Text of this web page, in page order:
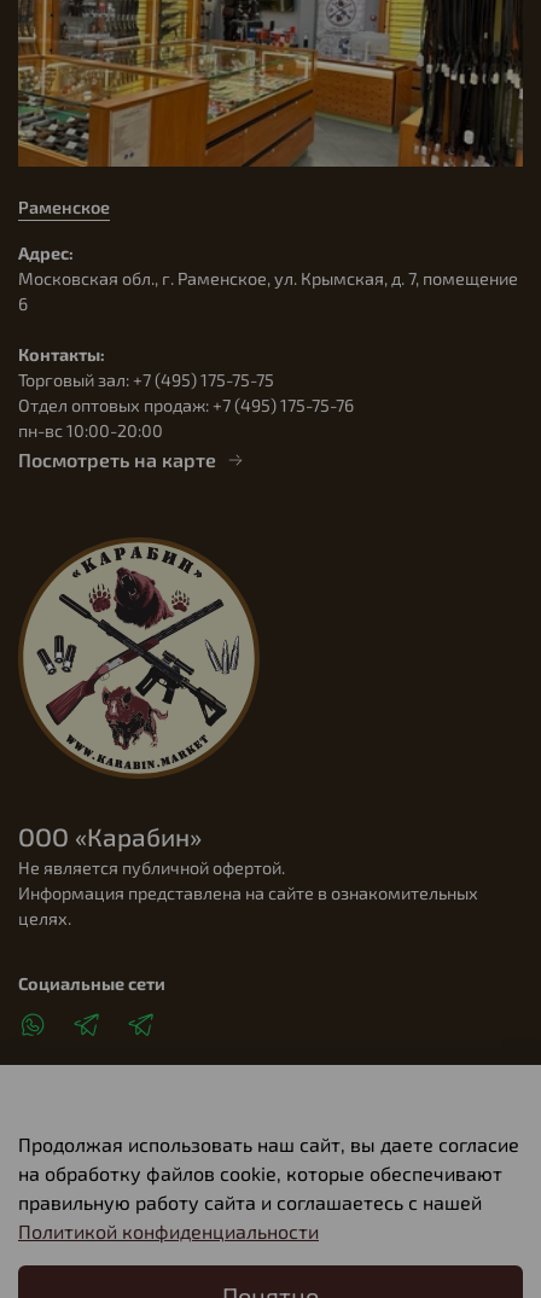
Раменское
Адрес:
Московская обл., г. Раменское, ул. Крымская, д. 7, помещение
6
Контакты:
Торговый зал: +7 (495) 175-75-75
Отдел оптовых продаж: +7 (495) 175-75-76
пн-вс 10:00-20:00
Посмотреть на карте
Клиентам
О компании
ООО «Карабин»
Не является публичной офертой.
Информация представлена на сайте в ознакомительных
целях.
Социальные сети
Продолжая использовать наш сайт, вы даете согласие
на обработку файлов cookie, которые обеспечивают
правильную работу сайта и соглашаетесь с нашей
Политикой конфиденциальности